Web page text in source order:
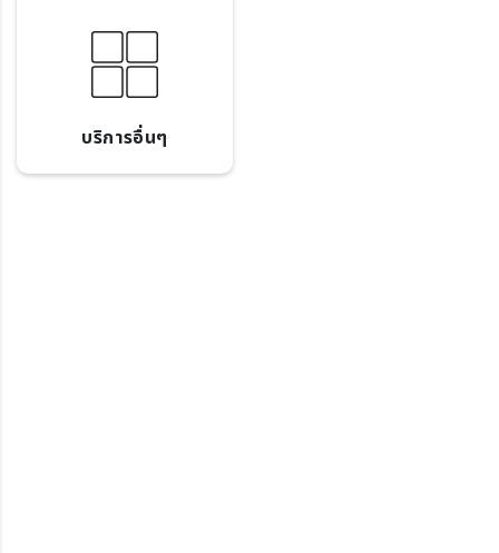
บริการอื่นๆ